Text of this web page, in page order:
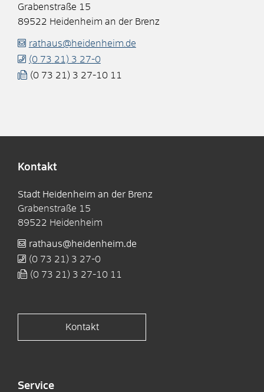
Grabenstraße 15
89522 Heidenheim an der Brenz
rathaus@heidenheim.de
(0 73 21) 3 27-0
(0 73 21) 3 27-10 11
Kontakt
Stadt Heidenheim an der Brenz
Grabenstraße 15
89522 Heidenheim
rathaus@heidenheim.de
(0 73 21) 3 27-0
(0 73 21) 3 27-10 11
Kontakt
Service